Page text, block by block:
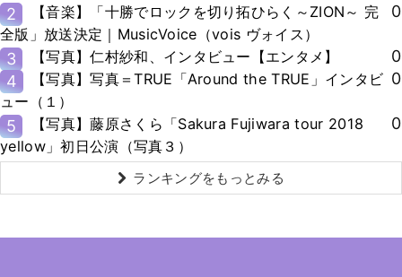
2
【音楽】「十勝でロックを切り拓ひらく～ZION～ 完
全版」放送決定｜MusicVoice（vois ヴォイス）
0
3 【写真】仁村紗和、インタビュー【エンタメ】
0
4
【写真】写真＝TRUE「Around the TRUE」インタビ
ュー（１）
0
5
【写真】藤原さくら「Sakura Fujiwara tour 2018
yellow」初日公演（写真３）
0
ランキングをもっとみる